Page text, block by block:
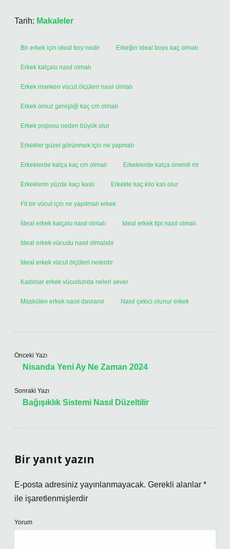
Tarih: Makaleler
Bir erkek için ideal boy nedir Erkeğin ideal boyu kaç olmalı
Erkek kalçası nasıl olmalı
Erkek manken vücut ölçüleri nasıl olmalı
Erkek omuz genişliği kaç cm olmalı
Erkek poposu neden büyük olur
Erkekler güzel görünmek için ne yapmalı
Erkeklerde kalça kaç cm olmalı Erkeklerde kalça önemli mi
Erkeklerin yüzde kaçı kaslı Erkekte kaç kilo kas olur
Fit bir vücut için ne yapılmalı erkek
İdeal erkek kalçası nasıl olmalı İdeal erkek tipi nasıl olmalı
İdeal erkek vücudu nasıl olmalıdır
İdeal erkek vücut ölçüleri nelerdir
Kadınlar erkek vücudunda neleri sever
Maskülen erkek nasıl davranır Nasıl çekici olunur erkek
Önceki Yazı
Nisanda Yeni Ay Ne Zaman 2024
Sonraki Yazı
Bağışıklık Sistemi Nasıl Düzeltilir
Bir yanıt yazın
E-posta adresiniz yayınlanmayacak. Gerekli alanlar *
ile işaretlenmişlerdir
Yorum